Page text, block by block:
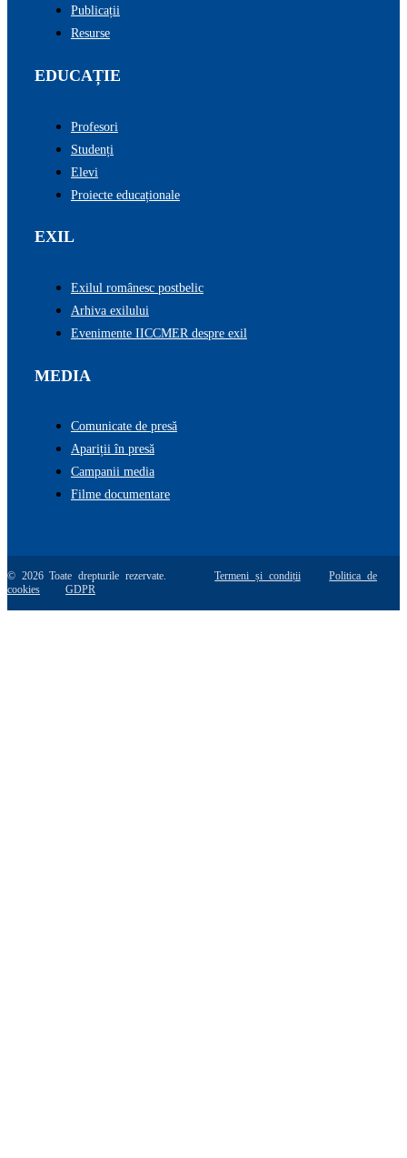
Publicații
Resurse
EDUCAȚIE
Profesori
Studenți
Elevi
Proiecte educaționale
EXIL
Exilul românesc postbelic
Arhiva exilului
Evenimente IICCMER despre exil
MEDIA
Comunicate de presă
Apariții în presă
Campanii media
Filme documentare
© 2026 Toate drepturile rezervate.Termeni și condiții
Politica de
cookies
GDPR